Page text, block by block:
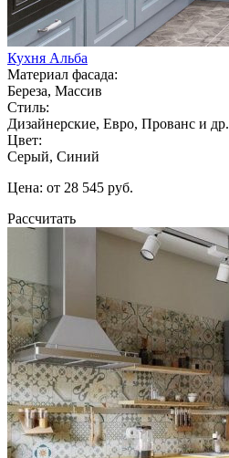
Кухня Альба
Материал фасада:
Береза, Массив
Стиль:
Дизайнерские, Евро, Прованс и др.
Цвет:
Серый, Синий
Цена: от 28 545 руб.
Рассчитать